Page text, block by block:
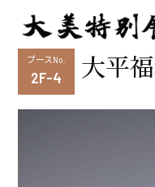
ブースNo.
2F-4 大平